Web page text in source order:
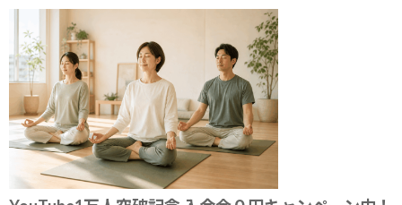
2026年5月
2026年4月
2026年3月
2026年2月
2026年1月
2025年12月